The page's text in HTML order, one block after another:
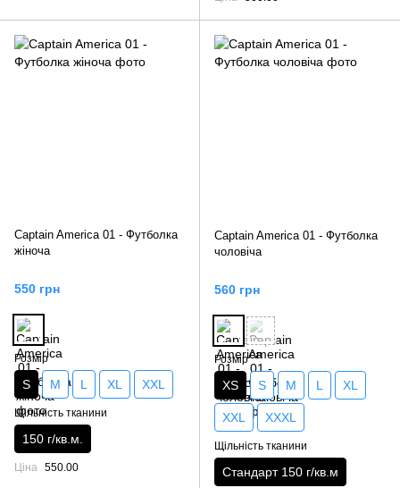
Captain America 01 - Футболка
жіноча
550 грн
Розмір
S M L XL XXL
Щільність тканини
150 г/кв.м.
Ціна 550.00
Captain America 01 - Футболка
чоловіча
560 грн
Розмір
XS S M L XL
XXL XXXL
Щільність тканини
Стандарт 150 г/кв.м